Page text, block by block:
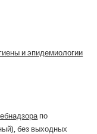
и эпидемиологии
по
без выходных